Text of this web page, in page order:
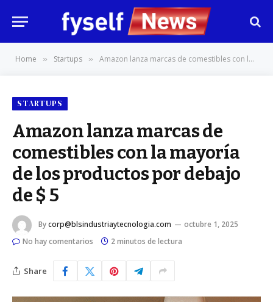
Home » Startups » Amazon lanza marcas de comestibles con la mayoría de los productos por debajo de $ 5
STARTUPS
Amazon lanza marcas de
comestibles con la mayoría
de los productos por debajo
de $ 5
Bycorp@blsindustriaytecnologia.com
octubre 1, 2025
No hay comentarios
2 minutos de lectura
Share